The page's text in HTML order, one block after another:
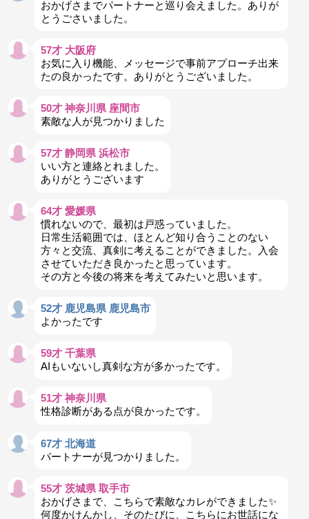
おかげさまでパートナーと巡り会えました。ありが
とうごさいました。
57才 大阪府
お気に入り機能、メッセージで事前アプローチ出来
たの良かったです。ありがとうございました。
50才 神奈川県 座間市
素敵な人が見つかりました
57才 静岡県 浜松市
いい方と連絡とれました。
ありがとうございます
64才 愛媛県
慣れないので、最初は戸惑っていました。
日常生活範囲では、ほとんど知り合うことのない
方々と交流、真剣に考えることができました。入会
させていただき良かったと思っています。
その方と今後の将来を考えてみたいと思います。
52才 鹿児島県 鹿児島市
よかったです
59才 千葉県
AIもいないし真剣な方が多かったです。
51才 神奈川県
性格診断がある点が良かったです。
67才 北海道
パートナーが見つかりました。
55才 茨城県 取手市
おかげさまで、こちらで素敵なカレができました✨
何度かけんかし、そのたびに、こちらにお世話にな